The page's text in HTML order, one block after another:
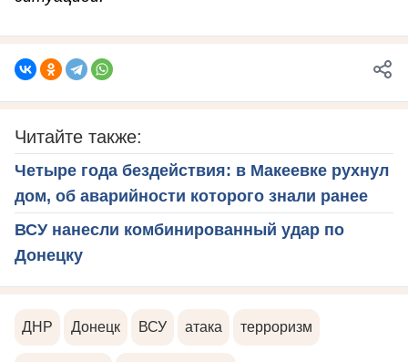
Читайте также:
Четыре года бездействия: в Макеевке рухнул
дом, об аварийности которого знали ранее
ВСУ нанесли комбинированный удар по
Донецку
ДНР Донецк ВСУ атака терроризм